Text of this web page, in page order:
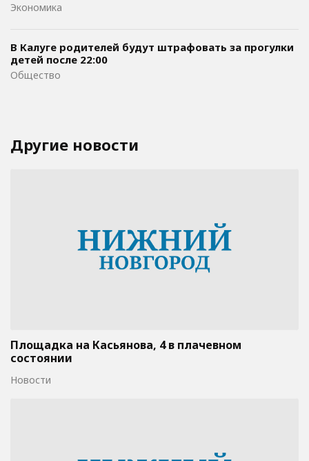
Экономика
В Калуге родителей будут штрафовать за прогулки
детей после 22:00
Общество
Другие новости
Площадка на Касьянова, 4 в плачевном
состоянии
Новости